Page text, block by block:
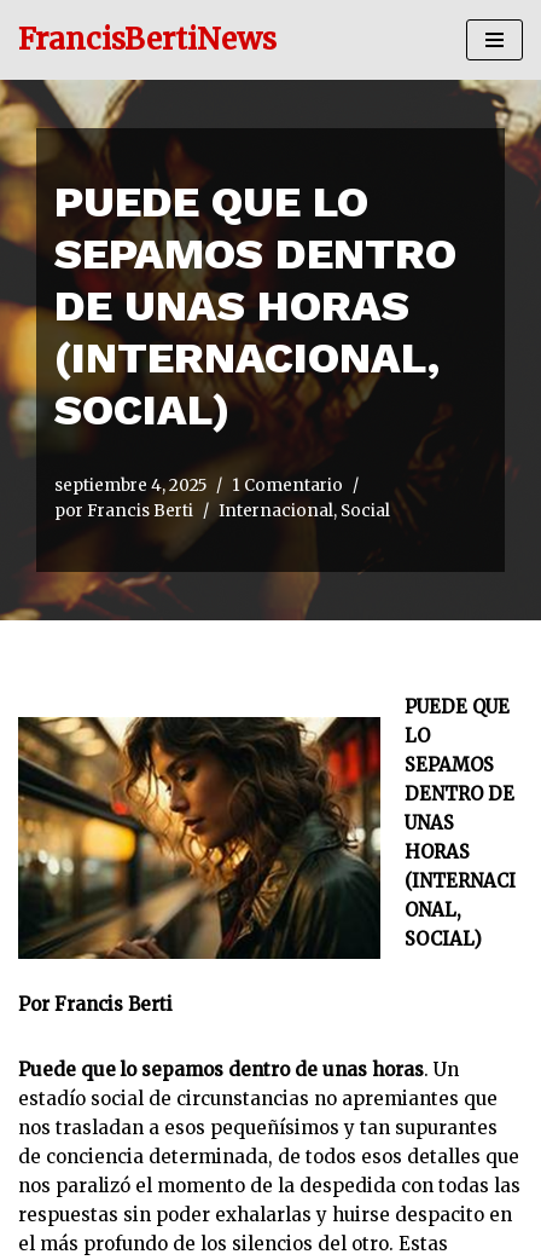
al
contenido
FrancisBertiNews
PUEDE QUE LO
SEPAMOS DENTRO
DE UNAS HORAS
(INTERNACIONAL,
SOCIAL)
septiembre 4, 2025
1 Comentario
por Francis Berti Internacional, Social
PUEDE QUE
LO
SEPAMOS
DENTRO DE
UNAS
HORAS
(INTERNACI
ONAL,
SOCIAL)
Por Francis Berti
Puede que lo sepamos dentro de unas horas. Un
estadío social de circunstancias no apremiantes que
nos trasladan a esos pequeñísimos y tan supurantes
de conciencia determinada, de todos esos detalles que
nos paralizó el momento de la despedida con todas las
respuestas sin poder exhalarlas y huirse despacito en
el más profundo de los silencios del otro. Estas